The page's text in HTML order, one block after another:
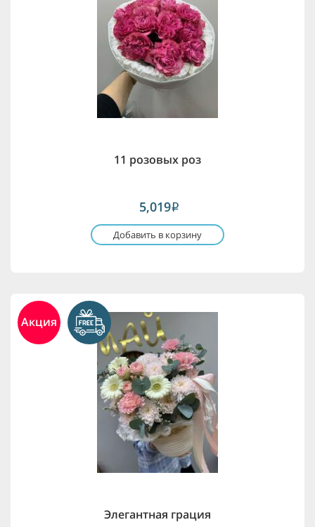
11 розовых роз
5,019i
Добавить в корзину
Акция
Элегантная грация